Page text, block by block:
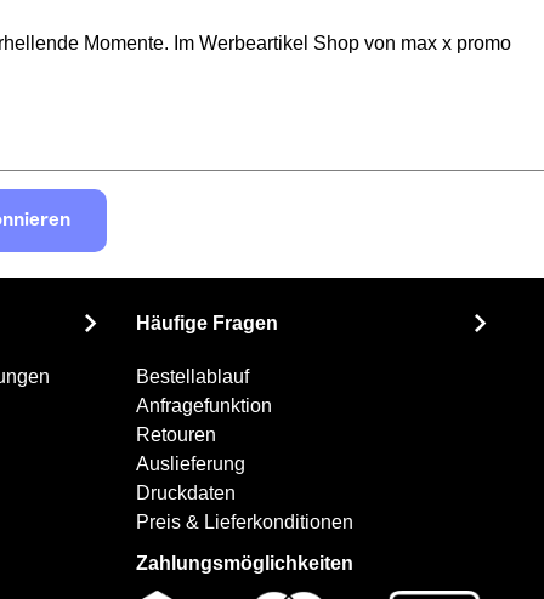
Momente. Im Werbeartikel Shop von max x promo
Häufige Fragen
Bestellablauf
Anfragefunktion
Retouren
Auslieferung
Druckdaten
Preis & Lieferkonditionen
Zahlungsmöglichkeiten